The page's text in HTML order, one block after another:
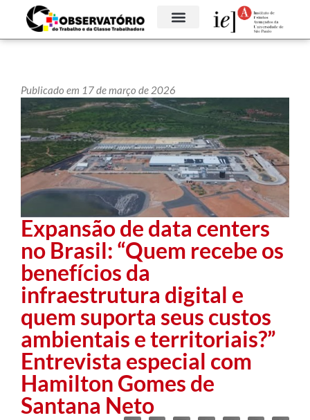
Publicado em 17 de março de 2026
Expansão de data centers
no Brasil: “Quem recebe os
benefícios da
infraestrutura digital e
quem suporta seus custos
ambientais e territoriais?”
Entrevista especial com
Hamilton Gomes de
Santana Neto